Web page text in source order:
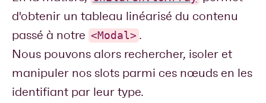
d'obtenir un tableau linéarisé du contenu
passé à notre <Modal> .
Nous pouvons alors rechercher, isoler et
manipuler nos slots parmi ces nœuds en les
identifiant par leur type.